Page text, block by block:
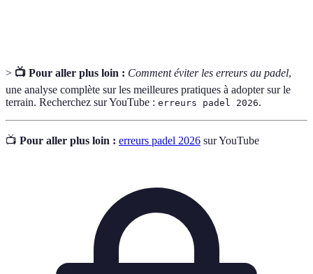
> 📺 Pour aller plus loin : Comment éviter les erreurs au padel,
une analyse complète sur les meilleures pratiques à adopter sur le
terrain. Recherchez sur YouTube : erreurs padel 2026.
📺 Pour aller plus loin : erreurs padel 2026 sur YouTube